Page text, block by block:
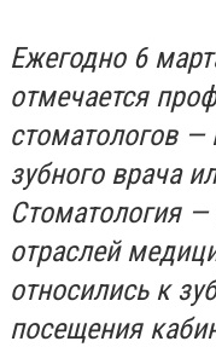
Ежегодно 6
отмечается
стоматологов
зубного врача
Стоматология
отраслей
относились к
посещения